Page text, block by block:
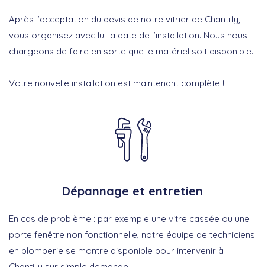
Après l’acceptation du devis de notre vitrier de Chantilly,
vous organisez avec lui la date de l’installation. Nous nous
chargeons de faire en sorte que le matériel soit disponible.
Votre nouvelle installation est maintenant complète !
Dépannage et entretien
En cas de problème : par exemple une vitre cassée ou une
porte fenêtre non fonctionnelle, notre équipe de techniciens
en plomberie se montre disponible pour intervenir à